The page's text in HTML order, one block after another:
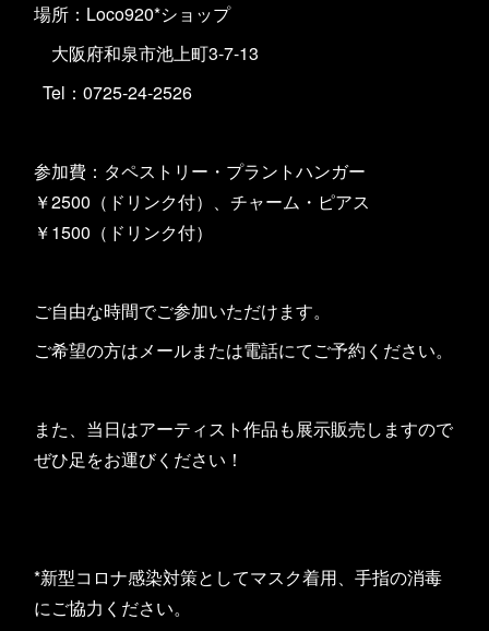
場所：Loco920*ショップ
大阪府和泉市池上町3-7-13
Tel：0725-24-2526
参加費：タペストリー・プラントハンガー
￥2500（ドリンク付）、チャーム・ピアス
￥1500（ドリンク付）
ご自由な時間でご参加いただけます。
ご希望の方はメールまたは電話にてご予約ください。
また、当日はアーティスト作品も展示販売しますので
ぜひ足をお運びください！
*新型コロナ感染対策としてマスク着用、手指の消毒
にご協力ください。